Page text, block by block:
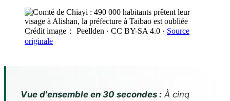
Crédit image： Peellden · CC BY-SA 4.0 · Source
originale
Vue d'ensemble en 30 secondes : À cinq